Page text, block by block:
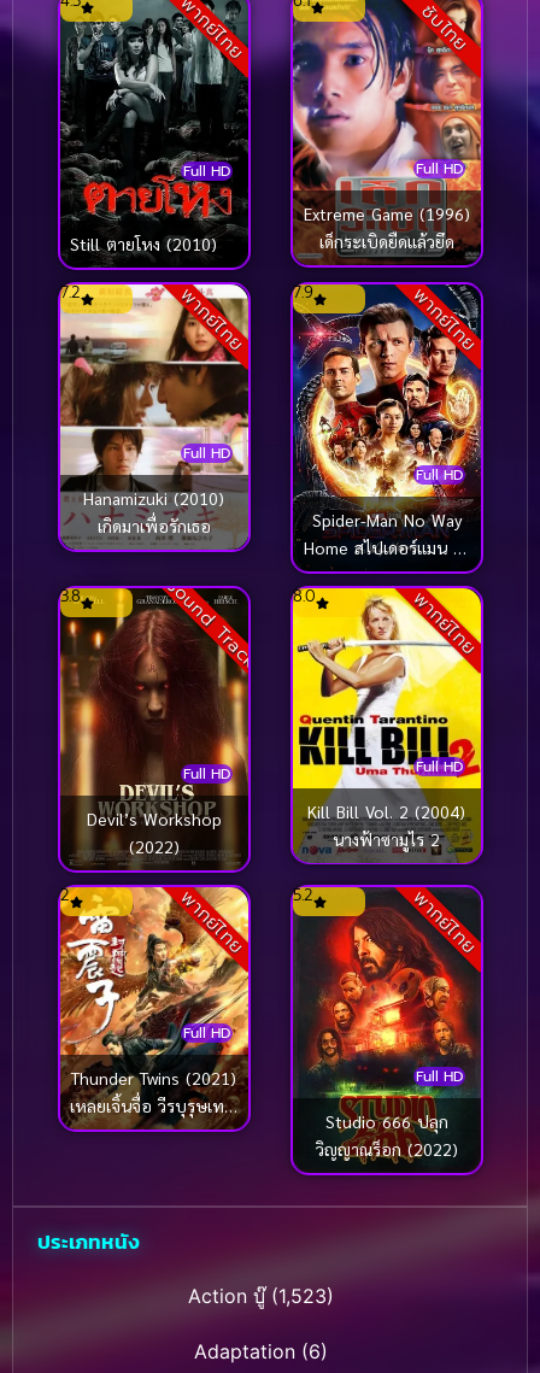
พากย์ไทย
Full HD
Still ตายโหง (2010)
ซับไทย
Full HD
Extreme Game (1996)
เด็กระเบิดยืดแล้วยึด
พากย์ไทย
Full HD
7.2
Hanamizuki (2010)
เกิดมาเพื่อรักเธอ
พากย์ไทย
Full HD
7.9
Spider-Man No Way
Home สไปเดอร์แมน โน
เวย์ โฮม (2021)
Sound Track
Full HD
3.8
Devil’s Workshop
(2022)
พากย์ไทย
Full HD
8.0
Kill Bill Vol. 2 (2004)
นางฟ้าซามูไร 2
พากย์ไทย
Full HD
2
Thunder Twins (2021)
เหลยเจิ้นจื่อ วีรบุรุษเทพ
สายฟ้า
พากย์ไทย
Full HD
5.2
Studio 666 ปลุก
วิญญาณร็อก (2022)
ประเภทหนัง
Action บู๊(1,523)
Adaptation (6)